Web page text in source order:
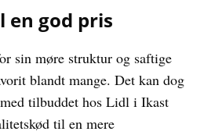
en god pris
sin møre struktur og saftige
blandt mange. Det kan dog
tilbuddet hos Lidl i Ikast
til en mere